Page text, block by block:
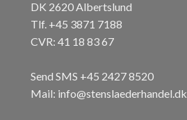
DK 2620 Albertslund
Tlf. +45 3871 7188
CVR: 41 18 83 67
Send SMS +45 2427 8520
Mail: info@stenslaederhandel.dk